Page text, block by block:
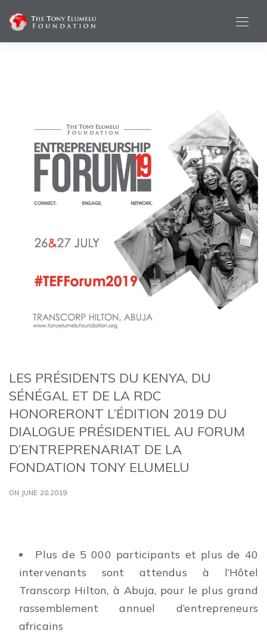
LES PRÉSIDENTS DU KENYA, DU
SÉNÉGAL ET DE LA RDC
HONORERONT L’ÉDITION 2019 DU
DIALOGUE PRÉSIDENTIEL AU FORUM
D’ENTREPRENARIAT DE LA
FONDATION TONY ELUMELU
ON JUNE 20,2019
Plus de 5 000 participants et plus de 40
intervenants sont attendus à l’Hôtel
Transcorp Hilton, à Abuja, pour le plus grand
rassemblement annuel d’entrepreneurs
africains